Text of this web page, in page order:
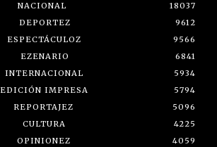
NACIONAL
18037
DEPORTEZ
9612
ESPECTÁCULOZ
9566
EZENARIO
6841
INTERNACIONAL
5934
EDICIÓN IMPRESA
5794
REPORTAJEZ
5096
CULTURA
4225
OPINIONEZ
4059